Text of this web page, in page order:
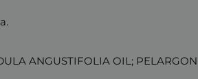
ANGUSTIFOLIA OIL;